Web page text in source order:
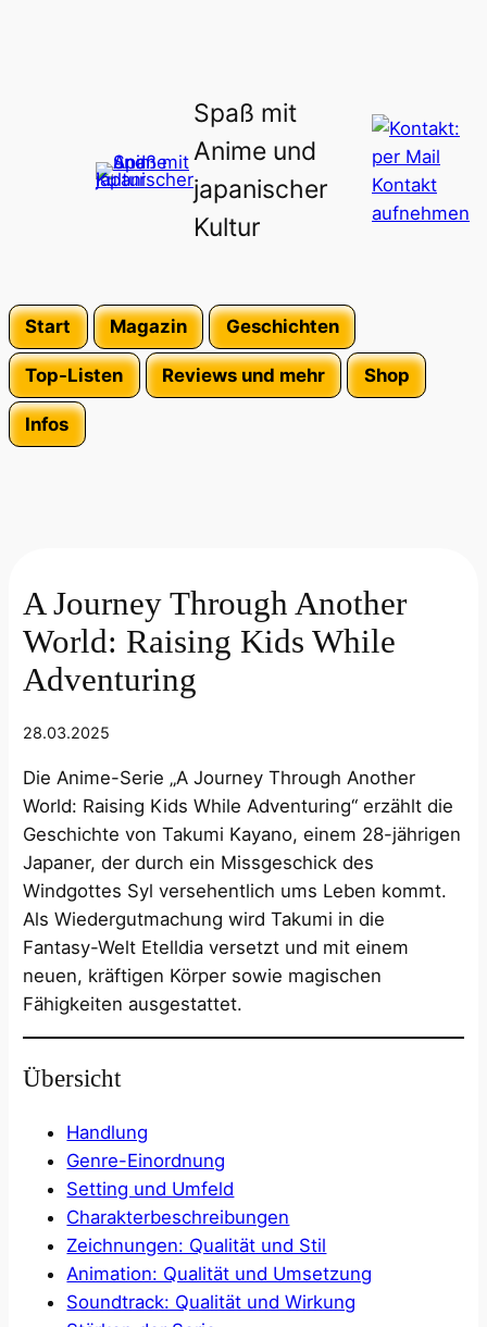
Spaß mit
Anime und
japanischer
Kultur
Start Magazin Geschichten
Top-Listen Reviews und mehr Shop
Infos
A Journey Through Another
World: Raising Kids While
Adventuring
28.03.2025
Die Anime-Serie „A Journey Through Another
World: Raising Kids While Adventuring“ erzählt die
Geschichte von Takumi Kayano, einem 28-jährigen
Japaner, der durch ein Missgeschick des
Windgottes Syl versehentlich ums Leben kommt.
Als Wiedergutmachung wird Takumi in die
Fantasy-Welt Etelldia versetzt und mit einem
neuen, kräftigen Körper sowie magischen
Fähigkeiten ausgestattet. ​
Übersicht
Handlung
Genre-Einordnung
Setting und Umfeld
Charakterbeschreibungen
Zeichnungen: Qualität und Stil
Animation: Qualität und Umsetzung
Soundtrack: Qualität und Wirkung